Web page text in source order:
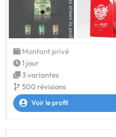
Montant privé
1 jour
3 variantes
500 révisions
Voir le profil